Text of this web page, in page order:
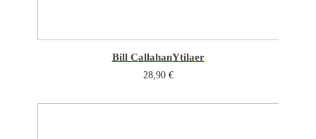
Bill CallahanYtilaer
28,90 €